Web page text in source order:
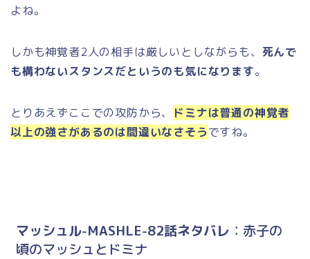
よね。
しかも神覚者2人の相手は厳しいとしながらも、 死んで
も構わないスタンスだというのも気になります。
とりあえずここでの攻防から、
ドミナは普通の神覚者
以上の強さがあるのは間違いなさそうですね。
マッシュル-MASHLE-82話ネタバレ ：赤子の
頃のマッシュとドミナ